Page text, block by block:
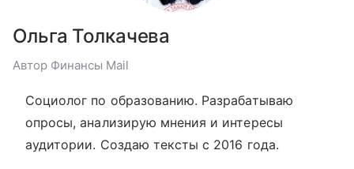
Ольга Толкачева
Автор Финансы Mail
Социолог по образованию. Разрабатываю
опросы, анализирую мнения и интересы
аудитории. Создаю тексты с 2016 года.